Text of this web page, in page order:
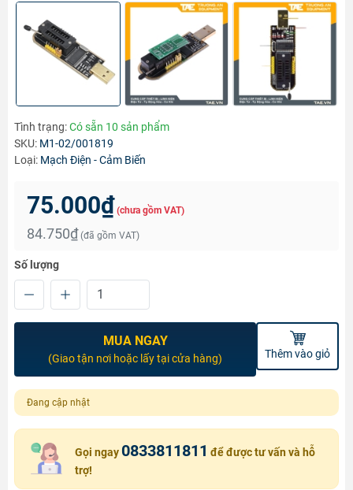
Tình trạng:Có sẵn 10 sản phẩm
SKU: M1-02/001819
Loại: Mạch Điện - Cảm Biến
75.000₫ (chưa gồm VAT)
84.750₫ (đã gồm VAT)
Số lượng
MUA NGAY
(Giao tận nơi hoặc lấy tại cửa hàng) Thêm vào giỏ
Đang cập nhật
Gọi ngay 0833811811 để được tư vấn và hỗ
trợ!